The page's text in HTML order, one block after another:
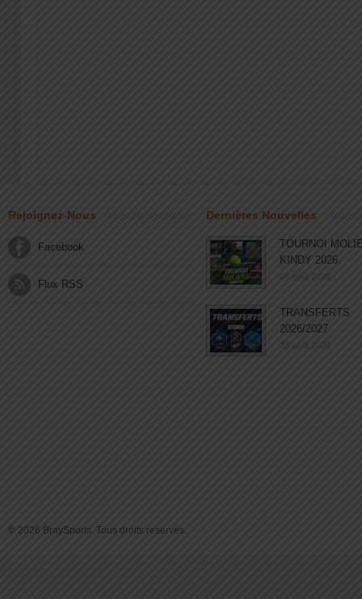
Rejoignez-Nous
Facebook
Flux RSS
Dernières Nouvelles
TOURNOI
KINDY 2026
03 août 2026
TRANSFERTS
2026/2027
03 août 2026
© 2026 BraySports. Tous droits reservés.